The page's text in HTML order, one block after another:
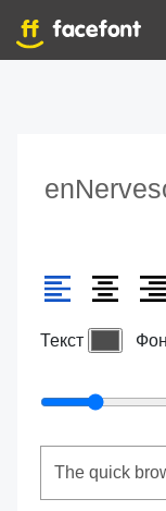
Текст Фон